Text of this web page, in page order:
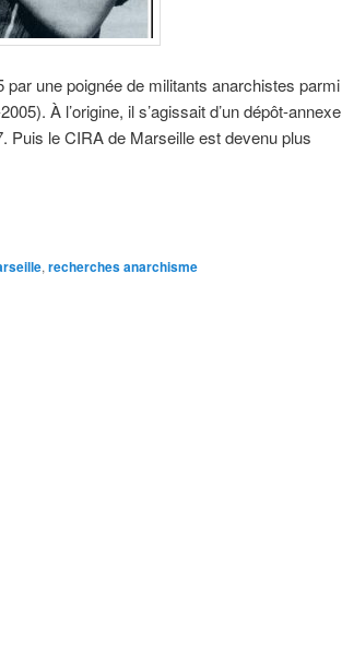
une poignée de militants anarchistes parmi
À l’origine, il s’agissait d’un dépôt-annexe
Puis le CIRA de Marseille est devenu plus
, recherches anarchisme